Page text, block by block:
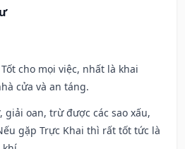
cho mọi việc, nhất là khai
cửa và an táng.
giải oan, trừ được các sao xấu,
gặp Trực Khai thì rất tốt tức là